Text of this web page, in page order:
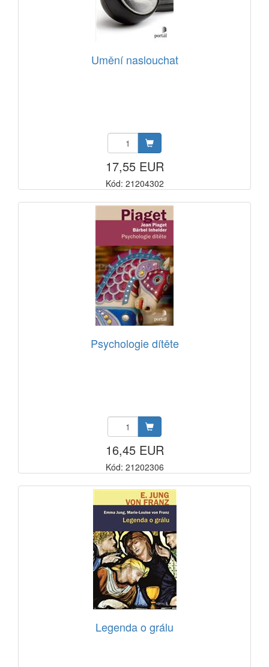
Umění naslouchat
17,55 EUR
Kód: 21204302
Psychologie dítěte
16,45 EUR
Kód: 21202306
Legenda o grálu